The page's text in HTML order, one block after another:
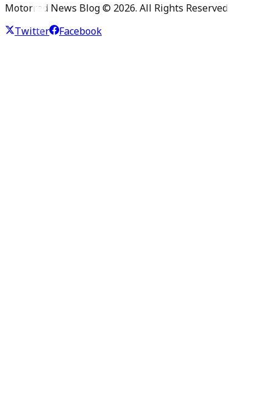
Motorrad News Blog © 2026. All Rights Reserved.
Twitter
Facebook